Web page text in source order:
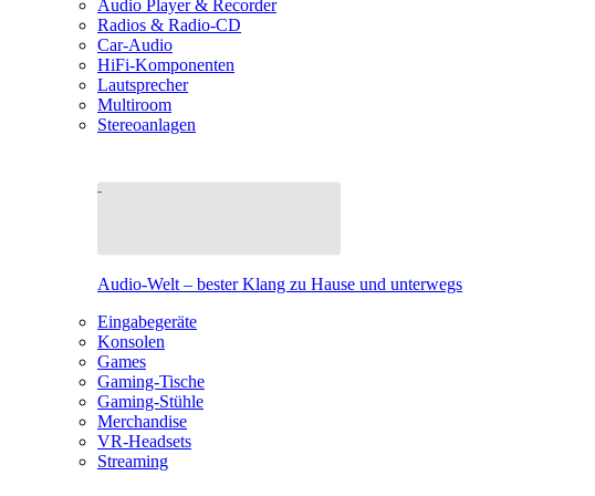
Audio Player & Recorder
Radios & Radio-CD
Car-Audio
HiFi-Komponenten
Lautsprecher
Multiroom
Stereoanlagen
Audio-Welt – bester Klang zu Hause und unterwegs
Eingabegeräte
Konsolen
Games
Gaming-Tische
Gaming-Stühle
Merchandise
VR-Headsets
Streaming